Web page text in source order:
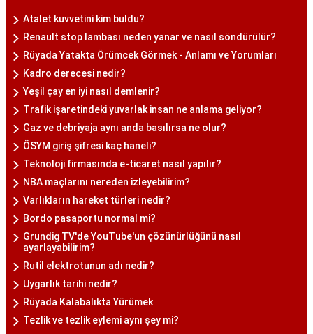
Atalet kuvvetini kim buldu?
Renault stop lambası neden yanar ve nasıl söndürülür?
Rüyada Yatakta Örümcek Görmek - Anlamı ve Yorumları
Kadro derecesi nedir?
Yeşil çay en iyi nasıl demlenir?
Trafik işaretindeki yuvarlak insan ne anlama geliyor?
Gaz ve debriyaja aynı anda basılırsa ne olur?
ÖSYM giriş şifresi kaç haneli?
Teknoloji firmasında e-ticaret nasıl yapılır?
NBA maçlarını nereden izleyebilirim?
Varlıkların hareket türleri nedir?
Bordo pasaportu normal mi?
Grundig TV'de YouTube'un çözünürlüğünü nasıl
ayarlayabilirim?
Rutil elektrotunun adı nedir?
Uygarlık tarihi nedir?
Rüyada Kalabalıkta Yürümek
Tezlik ve tezlik eylemi aynı şey mi?